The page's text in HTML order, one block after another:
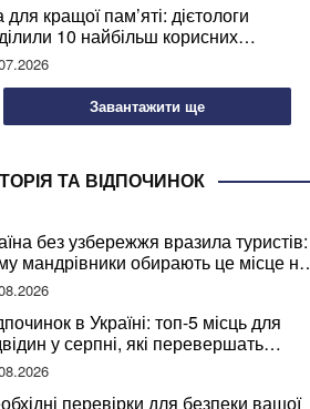
для кращої пам’яті: дієтологи
10 найбільш корисних
Завантажити ще
ТА ВІДПОЧИНОК
без узбережжя вразила туристів:
мандрівники обирають це місце на
в Україні: топ-5 місць для
у серпні, які перевершать
враження
перевірки для безпеки вашої